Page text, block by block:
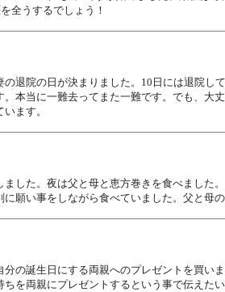
全うするでしょう！
退院の日が決まりました。10日には退院
本当に一難去ってまた一難です。でも、
ます。
した。夜は父と母と恵方巻きを食べまし
願い事をしながら食べていました。父と母
の誕生日にする両親へのプレゼントを買
を両親にプレゼントするという事で伝え